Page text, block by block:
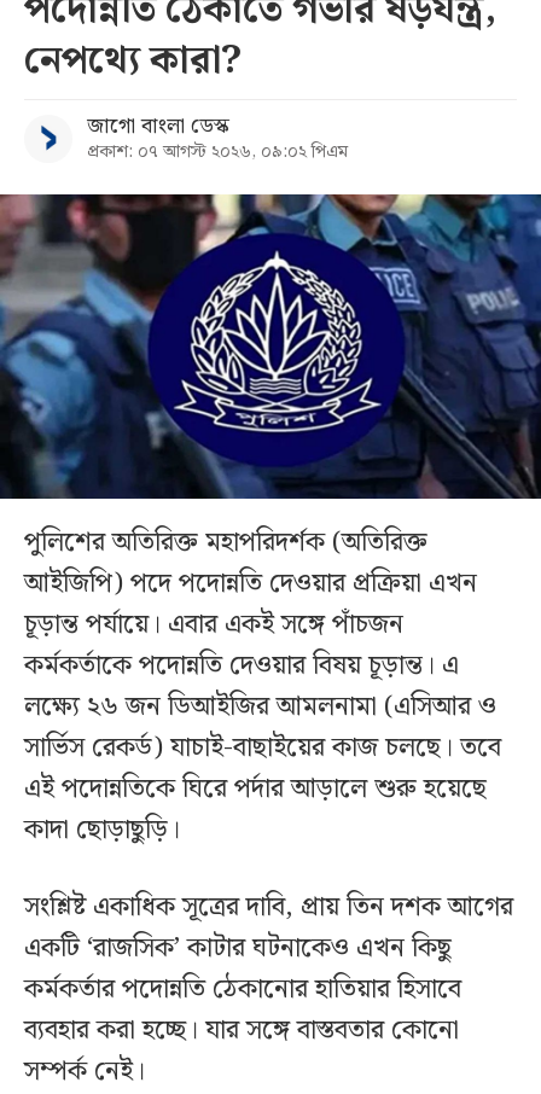
নেপথ্যে কারা?
জাগো বাংলা ডেস্ক
প্রকাশ: ০৭ আগস্ট ২০২৬, ০৯:০২ পিএম
পুলিশের অতিরিক্ত মহাপরিদর্শক (অতিরিক্ত
আইজিপি) পদে পদোন্নতি দেওয়ার প্রক্রিয়া এখন
চূড়ান্ত পর্যায়ে। এবার একই সঙ্গে পাঁচজন
কর্মকর্তাকে পদোন্নতি দেওয়ার বিষয় চূড়ান্ত। এ
লক্ষ্যে ২৬ জন ডিআইজির আমলনামা (এসিআর ও
সার্ভিস রেকর্ড) যাচাই-বাছাইয়ের কাজ চলছে। তবে
এই পদোন্নতিকে ঘিরে পর্দার আড়ালে শুরু হয়েছে
কাদা ছোড়াছুড়ি।
সংশ্লিষ্ট একাধিক সূত্রের দাবি, প্রায় তিন দশক আগের
একটি ‘রাজসিক’ কাটার ঘটনাকেও এখন কিছু
কর্মকর্তার পদোন্নতি ঠেকানোর হাতিয়ার হিসাবে
ব্যবহার করা হচ্ছে। যার সঙ্গে বাস্তবতার কোনো
সম্পর্ক নেই।